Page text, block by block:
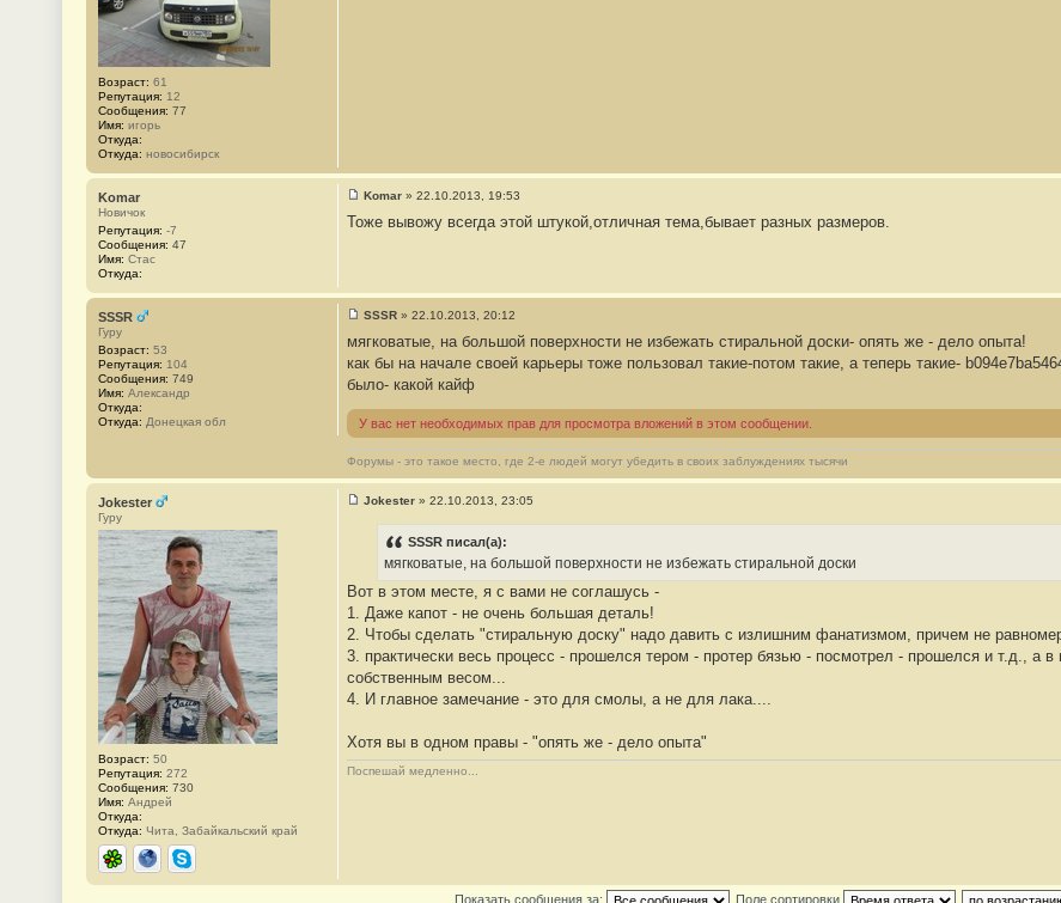
Возраст: 61
Репутация: 12
Сообщения: 77
Имя: игорь
Откуда:
Откуда: новосибирск
Komar
Новичок
Репутация: -7
Сообщения: 47
Имя: Стас
Откуда:
о
н
е
4
Komar » 22.10.2013, 19:53
Тоже вывожу всегда этой штукой,отличная тема,бывает разных размеров.
SSSR
Гуру
Возраст: 53
Репутация: 104
Сообщения: 749
Имя: Александр
Откуда:
Откуда: Донецкая обл
о
б
щ
н
и
е
#
5
SSSR » 22.10.2013, 20:12
мягковатые, на большой поверхности не избежать стиральной доски- опять же - дело опыта!
как бы на начале своей карьеры тоже пользовал такие-потом такие, а теперь такие-
было- какой кайф
У вас нет необходимых прав для просмотра вложений в этом сообщении.
Форумы - это такое место, где 2-е людей могут убедить в своих заблуждениях тысячи
Jokester
Гуру
Возраст: 50
Репутация: 272
Сообщения: 730
Имя: Андрей
Откуда:
Откуда: Чита, Забайкальский край
ICQ СайтSkype
н
е
#
6
Jokester » 22.10.2013, 23:05
SSSR писал(а):
мягковатые, на большой поверхности не избежать стиральной доски
Вот в этом месте, я с вами не соглашусь -
1. Даже капот - не очень большая деталь!
2. Чтобы сделать "стиральную доску" надо давить с излишним фанатизмом, причем не
3. практически весь процесс - прошелся тером - протер бязью - посмотрел - прошелся и т.д., а в
собственным весом...
4. И главное замечание - это для смолы, а не для лака....
Хотя вы в одном правы - "опять же - дело опыта"
Поспешай медленно...
Показать сообщения за: Поле сортировки